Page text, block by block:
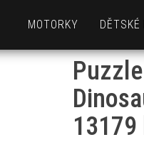
MOTORKY DĚTSKÉ
13179